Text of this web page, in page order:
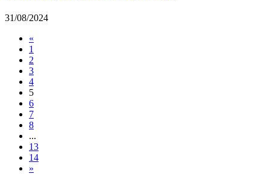
31/08/2024
«
1
2
3
4
5
6
7
8
...
13
14
»